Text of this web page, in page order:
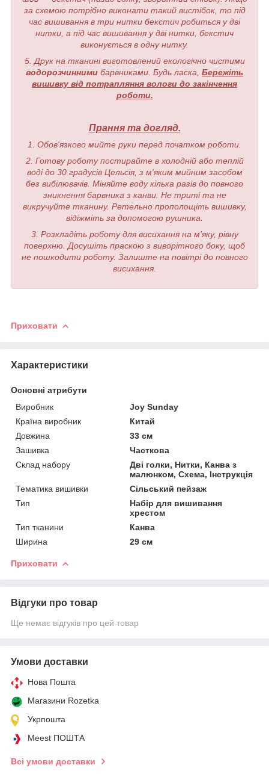
за схемою потрібно виконати такий вистібок, то під
час вишивання в три нитки бекстич робиться у дві
нитки, а під час вишивання у дві нитки, бекстич
виконується в одну нитку.
5. Друк на тканині виготовлений екологічно чистими
водорозчинними барвниками. Будь ласка, Бережіть
вишивку від потрапляння вологи до закінчення
роботи.
Прання та догляд.
1. Обов'язково мийте руки перед початком роботи.
2. Готову роботу постирайте в холодній або теплій
воді до 30 градусів Цельсія, з м'яким мийним засобом
без вибілювачів. Міняйте воду кілька разів до повного
зникнення барвника з канви. Не триті та не
викручуйте тканину. Ретельно прополощіть вишивку,
відіжміть за допомогою рушника.
3. Розкладіть роботу для висихання на м'яку, рівну
поверхню. Досушіть праскою з виворітного боку, щоб
не пошкодити роботу. Залиште на повітрі до повного
висихання.
Приховати
Характеристики
Основні атрибути
Виробник
Joy Sunday
Країна виробник
Китай
Довжина
33 см
Зашивка
Часткова
Склад набору
Дві голки, Нитки, Канва з
малюнком, Схема, Інструкція
Тематика вишивки
Сільський пейзаж
Тип
Набір для вишивання
хрестом
Тип тканини
Канва
Ширина
29 см
Приховати
Відгуки про товар
Ще немає відгуків про цей товар
Умови доставки
Нова Пошта
Магазини Rozetka
Укрпошта
Meest ПОШТА
Всі умови доставки